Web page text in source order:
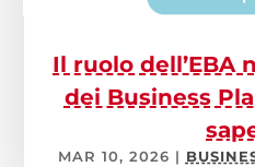
Il ruolo dell’EBA
dei Business
MAR 10, 2026 |